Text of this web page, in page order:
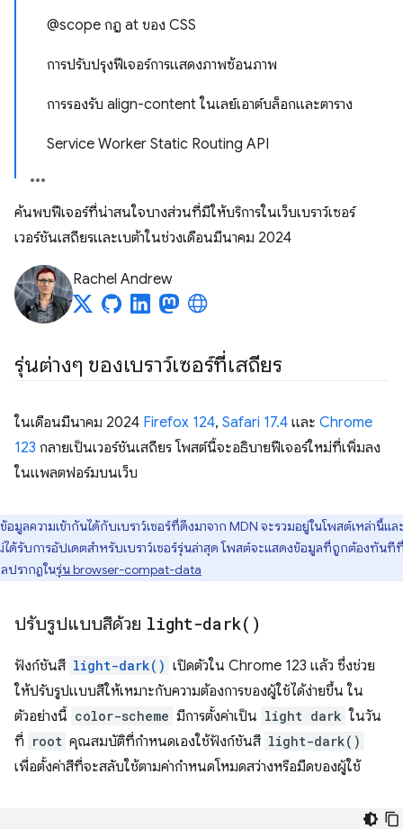
@scope กฎ at ของ CSS
การปรับปรุงฟีเจอร์การแสดงภาพซ้อนภาพ
การรองรับ align-content ในเลย์เอาต์บล็อกและตาราง
Service Worker Static Routing API
ค้นพบฟีเจอร์ที่น่าสนใจบางส่วนที่มีให้บริการในเว็บเบราว์เซอร์
เวอร์ชันเสถียรและเบต้าในช่วงเดือนมีนาคม 2024
Rachel Andrew
รุ่นต่างๆ ของเบราว์เซอร์ที่เสถียร
ในเดือนมีนาคม 2024 Firefox 124, Safari 17.4 และ Chrome
123 กลายเป็นเวอร์ชันเสถียร โพสต์นี้จะอธิบายฟีเจอร์ใหม่ที่เพิ่มลง
ในแพลตฟอร์มบนเว็บ
ข้อมูลความเข้ากันได้กับเบราว์เซอร์ที่ดึงมาจาก MDN จะรวมอยู่ในโพสต์เหล่านี้แล
ได้รับการอัปเดตสำหรับเบราว์เซอร์รุ่นล่าสุด โพสต์จะแสดงข้อมูลที่ถูกต้องทันที
ปรากฏในรุ่น browser-compat-data
ปรับรูปแบบสีด้วย light-dark( )
ฟังก์ชันสี light-dark() เปิดตัวใน Chrome 123 แล้ว ซึ่งช่วย
ให้ปรับรูปแบบสีให้เหมาะกับความต้องการของผู้ใช้ได้ง่ายขึ้น ใน
ตัวอย่างนี้ color-scheme มีการตั้งค่าเป็น light dark ในวัน
ที่ root คุณสมบัติที่กำหนดเองใช้ฟังก์ชันสี light-dark()
เพื่อตั้งค่าสีที่จะสลับใช้ตามค่ากำหนดโหมดสว่างหรือมืดของผู้ใช้